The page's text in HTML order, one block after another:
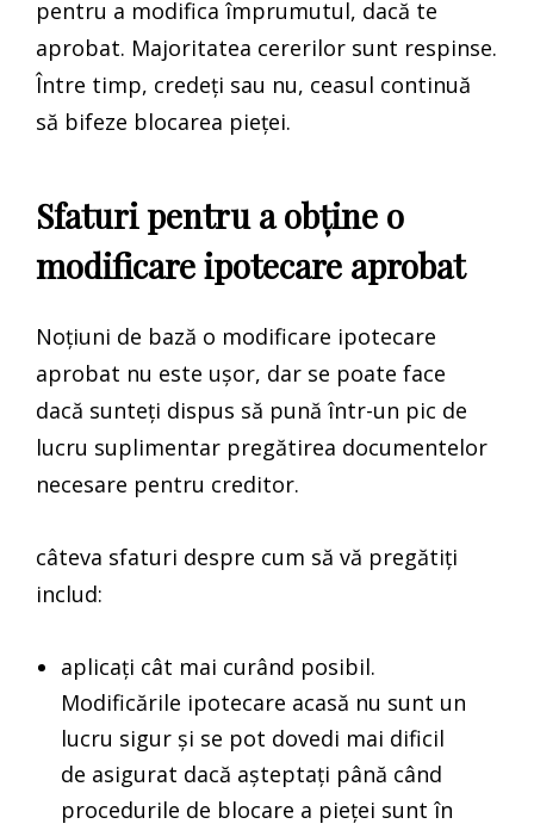
pentru a modifica împrumutul, dacă te
aprobat. Majoritatea cererilor sunt respinse.
Între timp, credeți sau nu, ceasul continuă
să bifeze blocarea pieței.
Sfaturi pentru a obține o
modificare ipotecare aprobat
Noțiuni de bază o modificare ipotecare
aprobat nu este ușor, dar se poate face
dacă sunteți dispus să pună într-un pic de
lucru suplimentar pregătirea documentelor
necesare pentru creditor.
câteva sfaturi despre cum să vă pregătiți
includ:
aplicați cât mai curând posibil.
Modificările ipotecare acasă nu sunt un
lucru sigur și se pot dovedi mai dificil
de asigurat dacă așteptați până când
procedurile de blocare a pieței sunt în